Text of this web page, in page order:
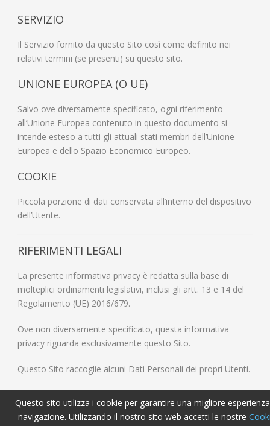
SERVIZIO
Il Servizio fornito da questo Sito così come definito nei
relativi termini (se presenti) su questo sito.
UNIONE EUROPEA (O UE)
Salvo ove diversamente specificato, ogni riferimento
all’Unione Europea contenuto in questo documento si
intende esteso a tutti gli attuali stati membri dell’Unione
Europea e dello Spazio Economico Europeo.
COOKIE
Piccola porzione di dati conservata all’interno del dispositivo
dell’Utente.
RIFERIMENTI LEGALI
La presente informativa privacy è redatta sulla base di
molteplici ordinamenti legislativi, inclusi gli artt. 13 e 14 del
Regolamento (UE) 2016/679.
Ove non diversamente specificato, questa informativa
privacy riguarda esclusivamente questo Sito.
Questo Sito raccoglie alcuni Dati Personali dei propri Utenti.
Questo sito utilizza i cookie per garantire una migliore
navigazione. Utilizzando il nostro sito web accetti le nostre